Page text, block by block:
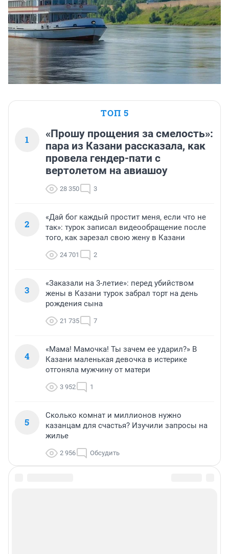
ТОП 5
1
«Прошу прощения за смелость»:
пара из Казани рассказала, как
провела гендер-пати с
вертолетом на авиашоу
28 350 3
2
«Дай бог каждый простит меня, если что не
так»: турок записал видеообращение после
того, как зарезал свою жену в Казани
24 701 2
3
«Заказали на 3-летие»: перед убийством
жены в Казани турок забрал торт на день
рождения сына
21 735 7
4
«Мама! Мамочка! Ты зачем ее ударил?» В
Казани маленькая девочка в истерике
отгоняла мужчину от матери
3 952 1
5
Сколько комнат и миллионов нужно
казанцам для счастья? Изучили запросы на
жилье
2 956 Обсудить